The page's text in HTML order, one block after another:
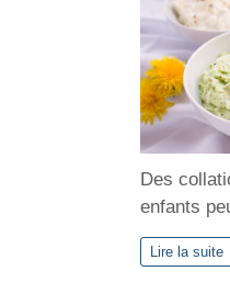
Des
enfants
Lire la suite